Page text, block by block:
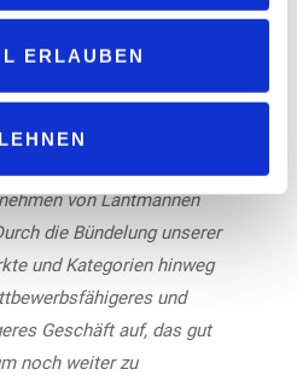
ERLAUBEN
von „Boboli Benelux“
Schritt in unserer
von Lantmännen
die Bündelung unserer
und Kategorien hinweg
und
Geschäft auf, das gut
noch weiter zu